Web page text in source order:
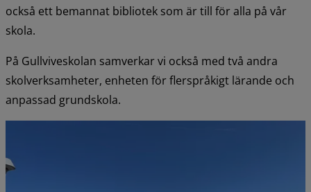
också ett bemannat bibliotek som är till för alla på vår
skola.
På Gullviveskolan samverkar vi också med två andra
skolverksamheter, enheten för flerspråkigt lärande och
anpassad grundskola.